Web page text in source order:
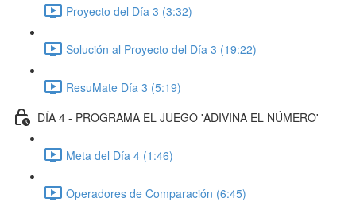
Proyecto del Día 3 (3:32)
Solución al Proyecto del Día 3 (19:22)
ResuMate Día 3 (5:19)
DÍA 4 - PROGRAMA EL JUEGO 'ADIVINA EL NÚMERO'
Meta del Día 4 (1:46)
Operadores de Comparación (6:45)